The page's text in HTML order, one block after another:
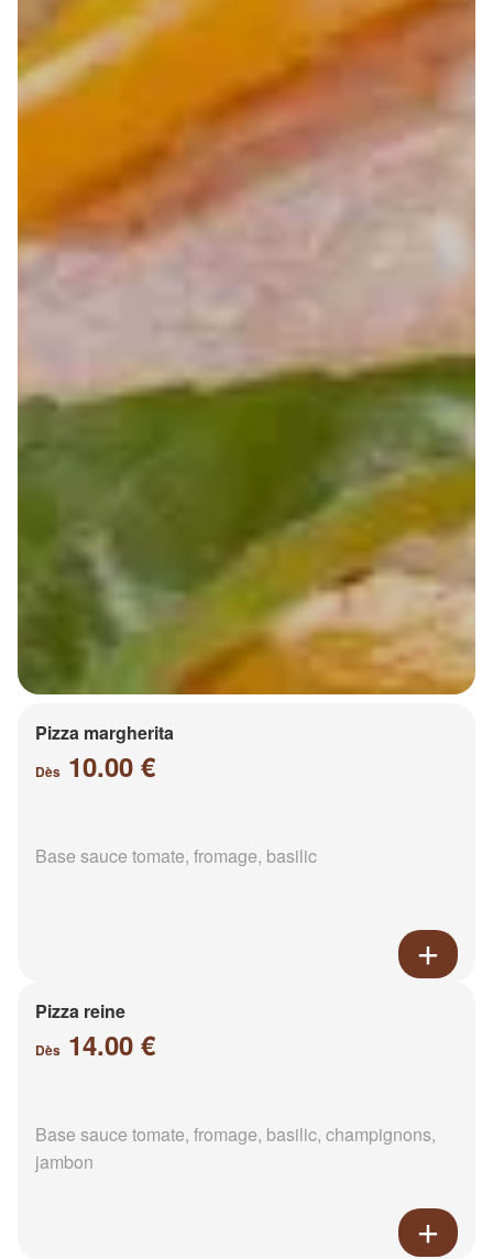
Pizza margherita
Dès 10.00 €
Base sauce tomate, fromage, basilic
Pizza reine
Dès 14.00 €
Base sauce tomate, fromage, basilic, champignons,
jambon